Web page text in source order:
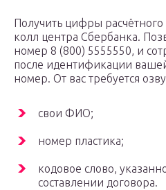
Получить цифры
колл центра Сбербанка.
номер 8 (800) 5555550, и
после идентификации
номер. От вас требуется
свои ФИО;
номер пластика;
кодовое слово,
составлении договора.